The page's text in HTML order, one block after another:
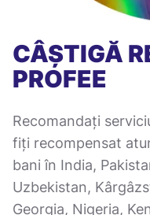
CÂȘTIGĂ
PROFEE
Recomandați
fiți recompensat
bani în India,
Uzbekistan,
Georgia, Nigeria,